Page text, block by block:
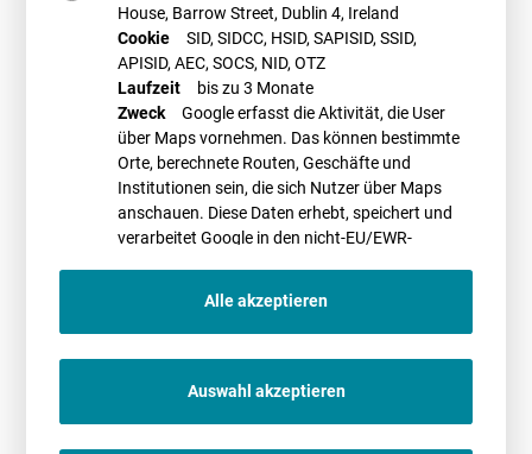
Stelle sei aber von der in § 13 BImSchG geregelten
Verfahrenskonzentration zu unterscheiden. Die einheitliche Stelle soll
aber keine materiellen Befugnisse, sondern allein verfahrensbezogene
Aufgaben haben. Eine Entscheidungs- oder Verfahrenskonzentration
findet nicht statt, so die Entwurfsbegründung.
Ob allerdings mit diesen Neuerungen die europarechtlich gewünschte
Vereinfachung und Beschleunigung gerade für Repoweringvorhaben
tatsächlich zu erreichen ist, erscheint fraglich. Voraussichtlich Anfang
nächsten Jahres werden Bundesrat und Bundestag hierüber
House, Barrow Street, Dublin 4, Ireland
Cookie
SID, SIDCC, HSID, SAPISID, SSID,
APISID, AEC, SOCS, NID, OTZ
Laufzeit
bis zu 3 Monate
Zweck
Google erfasst die Aktivität, die User
über Maps vornehmen. Das können bestimmte
Orte, berechnete Routen, Geschäfte und
Institutionen sein, die sich Nutzer über Maps
anschauen. Diese Daten erhebt, speichert und
verarbeitet Google in den nicht-EU/EWR-
Alle akzeptieren
Auswahl akzeptieren